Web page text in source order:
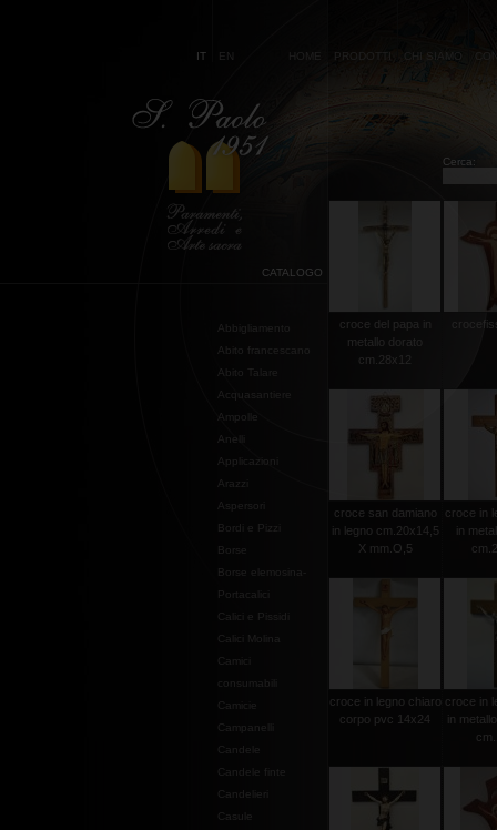
IT EN HOME PRODOTTI CHI SIAMO
Cerca:
CATALOGO
Abbigliamento
Abito francescano
Abito Talare
Acquasantiere
Ampolle
Anelli
Applicazioni
Arazzi
Aspersori
Bordi e Pizzi
Borse
Borse elemosina-
Portacalici
Calici e Pissidi
Calici Molina
Campanelli
Candele
Candele finte
Candelieri
Casule
croce del papa in
metallo dorato
cm.28x12
croce san damiano
in legno cm.20x14,5
X mm.O,5
croce in
in
croce in legno chiaro
corpo pvc 14x24
croce in
in